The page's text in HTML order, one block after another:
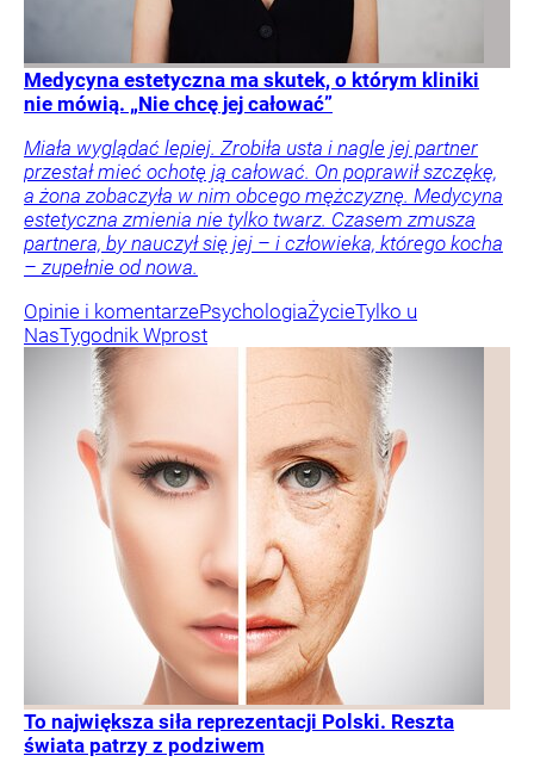
Medycyna estetyczna ma skutek, o którym kliniki
nie mówią. „Nie chcę jej całować”
Miała wyglądać lepiej. Zrobiła usta i nagle jej partner
przestał mieć ochotę ją całować. On poprawił szczękę,
a żona zobaczyła w nim obcego mężczyznę. Medycyna
estetyczna zmienia nie tylko twarz. Czasem zmusza
partnera, by nauczył się jej – i człowieka, którego kocha
– zupełnie od nowa.
Opinie i komentarzePsychologiaŻycieTylko u
NasTygodnik Wprost
To największa siła reprezentacji Polski. Reszta
świata patrzy z podziwem